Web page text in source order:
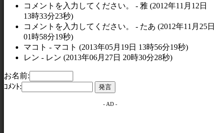
コメントを入力してください。 - 雅 (2012年11月12日
13時33分23秒)
コメントを入力してください。 - たあ (2012年11月25日
01時58分19秒)
マコト - マコト (2013年05月19日 13時56分19秒)
レン - レン (2013年06月27日 20時30分28秒)
お名前:
ｺﾒﾝﾄ:
- AD -